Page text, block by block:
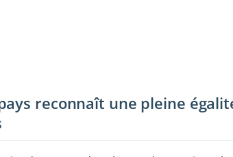
reconnaît une pleine